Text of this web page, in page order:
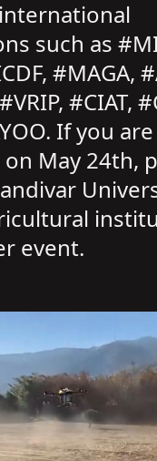
such as
#MAGA,
#CIAT,
If you
May 24th,
event.